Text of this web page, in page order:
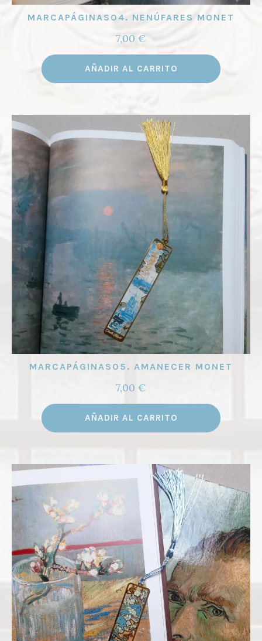
MARCAPÁGINAS04. NENÚFARES MONET
7,00 €
AÑADIR AL CARRITO
MARCAPÁGINAS05. AMANECER MONET
7,00 €
AÑADIR AL CARRITO